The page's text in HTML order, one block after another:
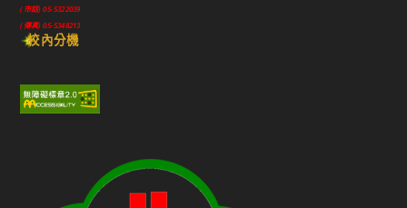
(市話) 05-5322039
(傳真) 05-5348213
校內分機